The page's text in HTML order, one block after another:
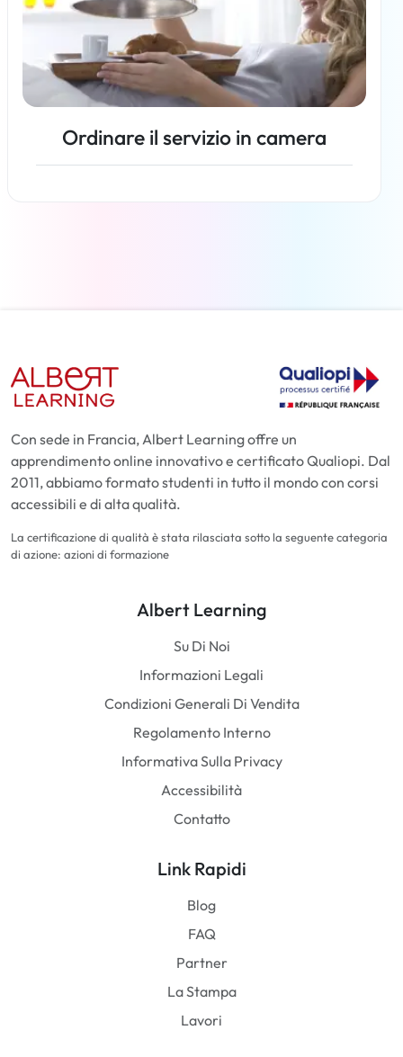
Ordinare il servizio in camera
Con sede in Francia, Albert Learning offre un
apprendimento online innovativo e certificato Qualiopi. Dal
2011, abbiamo formato studenti in tutto il mondo con corsi
accessibili e di alta qualità.
La certificazione di qualità è stata rilasciata sotto la seguente categoria
di azione: azioni di formazione
Albert Learning
Su Di Noi
Informazioni Legali
Condizioni Generali Di Vendita
Regolamento Interno
Informativa Sulla Privacy
Accessibilità
Contatto
Link Rapidi
Blog
FAQ
Partner
La Stampa
Lavori